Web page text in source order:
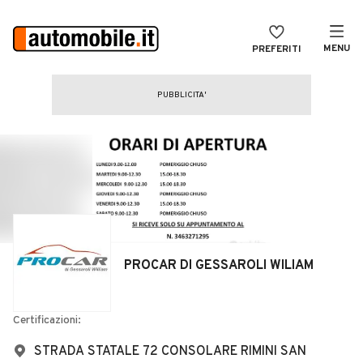
PREFERITI MENU
CERCA
Auto usate
Auto Km 0
Auto Nuove
Noleggio a lungo termine
Auto d'epocaPROCAR DI GESSAROLI WILIAM
Certificazioni:
STRADA STATALE 72 CONSOLARE RIMINI SAN